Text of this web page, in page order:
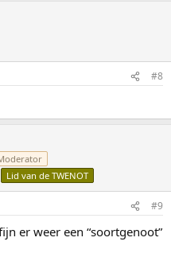
#8
Lid van de TWENOT
#9
er weer een “soortgenoot”